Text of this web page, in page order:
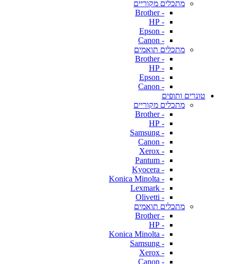
מתכלים מקוריים
- Brother
- HP
- Epson
- Canon
מתכלים תואמים
- Brother
- HP
- Epson
- Canon
טונרים ותופים
מתכלים מקוריים
- Brother
- HP
- Samsung
- Canon
- Xerox
- Pantum
- Kyocera
- Konica Minolta
- Lexmark
- Olivetti
מתכלים תואמים
- Brother
- HP
- Konica Minolta
- Samsung
- Xerox
- Canon